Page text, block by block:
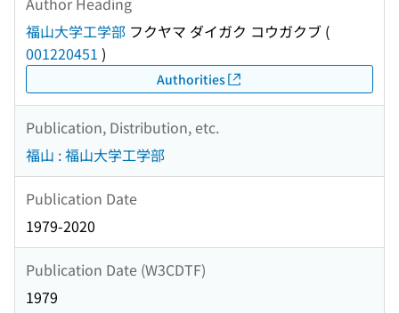
福山大学工学部 フクヤマ ダイガク コウガクブ (
001220451 )
Authorities
Publication, Distribution, etc.
福山 : 福山大学工学部
Publication Date
1979-2020
Publication Date (W3CDTF)
1979